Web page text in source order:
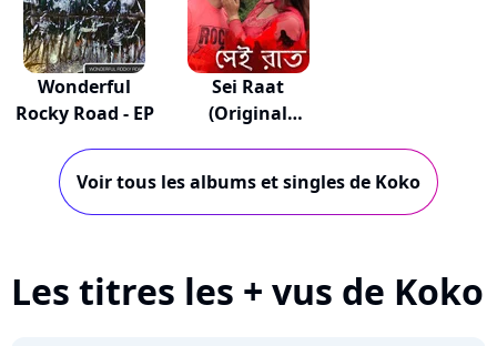
Wonderful
Rocky Road - EP
Sei Raat
(Original
Voir tous les albums et singles de Koko
Les titres les + vus de Koko